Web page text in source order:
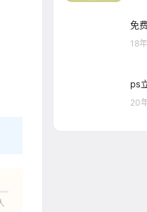
免
18
ps
20